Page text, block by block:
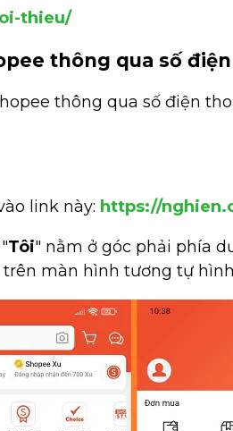
thieu/
thông qua số
thông qua số điện
link này: https://
Tôi" nằm ở góc phải phía
trên màn hình tương tự